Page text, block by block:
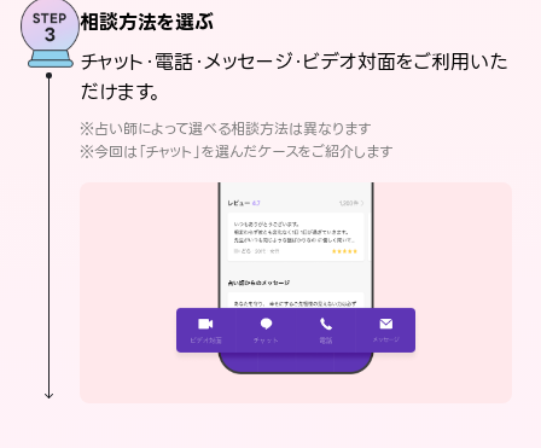
相談方法を選ぶ
チャット・電話・メッセージ・ビデオ対面をご利用いた
だけます。
※占い師によって選べる相談方法は異なります
※今回は「チャット」を選んだケースをご紹介します